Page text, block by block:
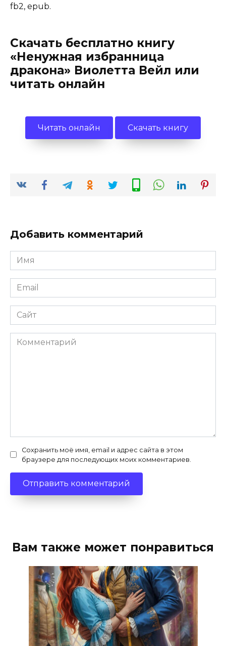
fb2, epub.
Скачать бесплатно книгу
«Ненужная избранница
дракона» Виолетта Вейл или
читать онлайн
Читать онлайн Скачать книгу
Добавить комментарий
Имя
*
Email
*
Сайт
Комментарий
Сохранить моё имя, email и адрес сайта в этом
браузере для последующих моих комментариев.
Вам также может понравиться